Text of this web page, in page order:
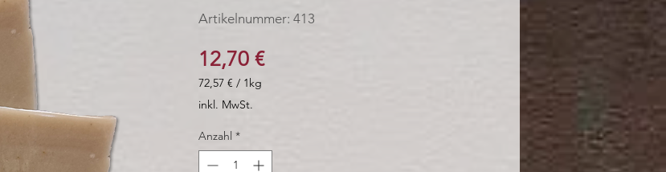
Artikelnummer: 413
12,70 €Preis
72,57 € / 1kg
72,57 €
pro
Kilogramm
inkl. MwSt.
Anzahl *